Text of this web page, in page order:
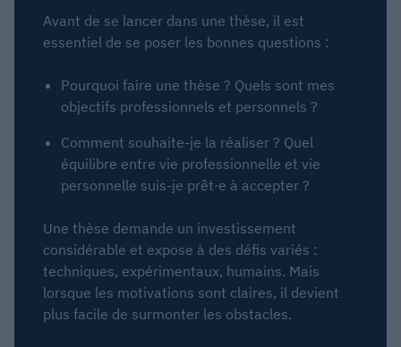
Avant de se lancer dans une thèse, il est
essentiel de se poser les bonnes questions :
Pourquoi faire une thèse ? Quels sont mes
objectifs professionnels et personnels ?
Comment souhaite-je la réaliser ? Quel
équilibre entre vie professionnelle et vie
personnelle suis-je prêt·e à accepter ?
Une thèse demande un investissement
considérable et expose à des défis variés :
techniques, expérimentaux, humains. Mais
lorsque les motivations sont claires, il devient
plus facile de surmonter les obstacles.